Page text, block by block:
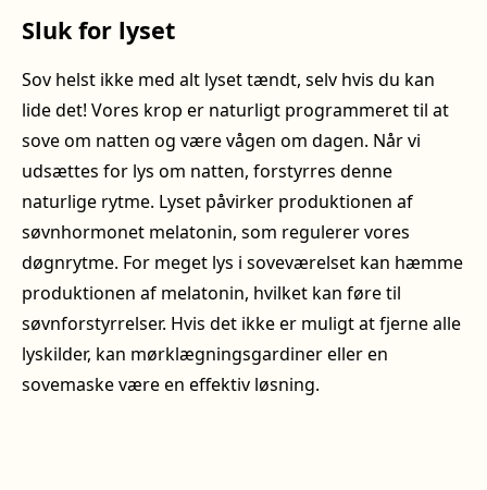
Sluk for lyset
Sov helst ikke med alt lyset tændt, selv hvis du kan
lide det! Vores krop er naturligt programmeret til at
sove om natten og være vågen om dagen. Når vi
udsættes for lys om natten, forstyrres denne
naturlige rytme. Lyset påvirker produktionen af
søvnhormonet melatonin, som regulerer vores
døgnrytme. For meget lys i soveværelset kan hæmme
produktionen af melatonin, hvilket kan føre til
søvnforstyrrelser. Hvis det ikke er muligt at fjerne alle
lyskilder, kan mørklægningsgardiner eller en
sovemaske være en effektiv løsning.